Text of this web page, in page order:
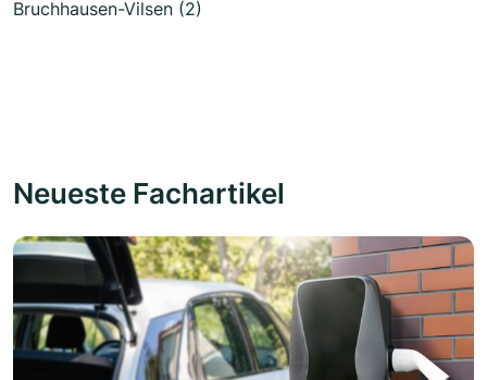
Bruchhausen-Vilsen (2)
Neueste Fachartikel